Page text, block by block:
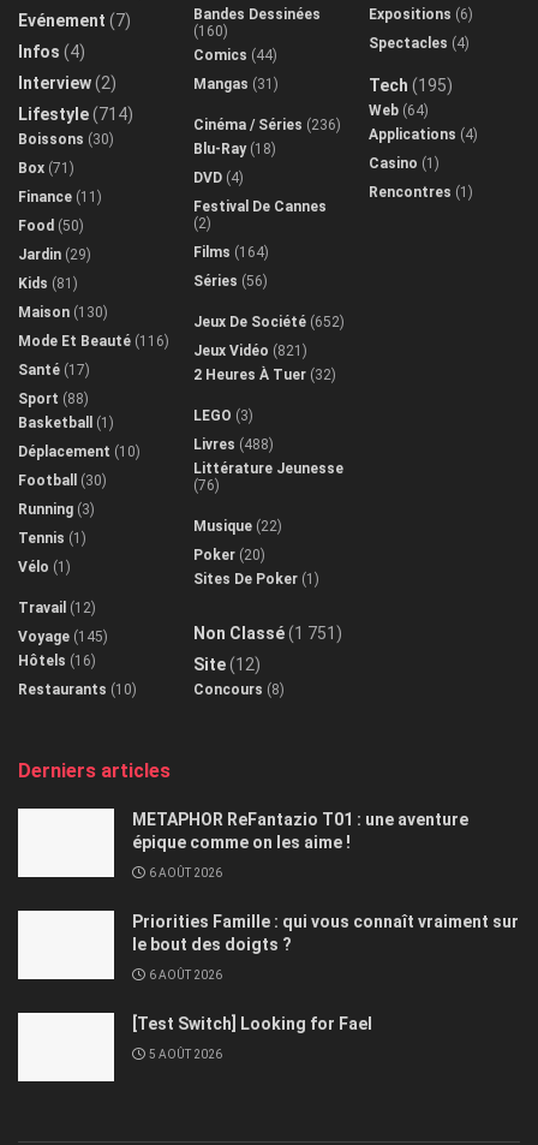
Evénement (7)
Infos (4)
Interview(2)
Lifestyle(714)
Boissons (30)
Box (71)
Finance (11)
Food (50)
Jardin (29)
Kids (81)
Maison (130)
Mode Et Beauté (116)
Santé (17)
Sport (88)
Basketball
(1)
Déplacement (10)
Football
(30)
Running (3)
Tennis (1)
Vélo (1)
Travail (12)
Voyage (145)
Hôtels (16)
Restaurants (10)
Bandes Dessinées
(160)
Comics (44)
Mangas (31)
Cinéma / Séries (236)
Blu-Ray(18)
DVD (4)
Festival De Cannes
(2)
Films (164)
Séries (56)
Jeux De Société (652)
Jeux Vidéo (821)
2 Heures À Tuer (32)
LEGO (3)
Livres (488)
Littérature Jeunesse
(76)
Musique (22)
Poker (20)
Sites De Poker (1)
Non Classé(1 751)
Site(12)
Concours (8)
Expositions (6)
Spectacles (4)
Tech (195)
Web (64)
Applications (4)
Casino (1)
Rencontres (1)
Derniers articles
METAPHOR ReFantazio T01 : une aventure
épique comme on les aime !
6 AOÛT 2026
Priorities Famille : qui vous connaît vraiment sur
le bout des doigts ?
6 AOÛT 2026
[Test Switch] Looking for Fael
5 AOÛT 2026